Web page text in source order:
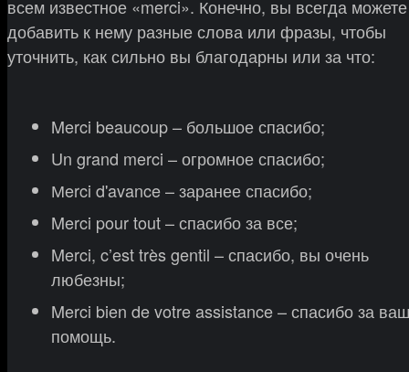
всем известное «merci». Конечно, вы всегда можете
добавить к нему разные слова или фразы, чтобы
уточнить, как сильно вы благодарны или за что:
Merci beaucoup – большое спасибо;
Un grand merci – огромное спасибо;
Мerci d'avance – заранее спасибо;
Merci pour tout – спасибо за все;
Merci, c’est très gentil – спасибо, вы очень
любезны;
Merci bien de votre assistance – спасибо за
помощь.